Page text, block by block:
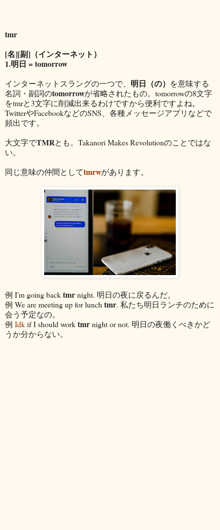
tmr
[名][副]（インターネット）
1.明日 = tomorrow
インターネットスラングの一つで、 明日（の） を意味する
名詞・副詞のtomorrowが省略されたもの。tomorrowの8文字
をtmrと3文字に削減出来るわけですから便利ですよね。
TwitterやFacebookなどのSNS、各種メッセージアプリなどで
頻出です。
大文字でTMRとも。Takanori Makes Revolutionのことではな
い。
同じ意味の仲間としてtmrwがあります。
例 I'm going backtmrnight. 明日の夜に戻るんだ。
例 We are meeting up for lunch tmr. 私たち明日ランチのために
会う予定なの。
例 Idkif I should worktmrnight or not. 明日の夜働くべきかど
うか分からない。